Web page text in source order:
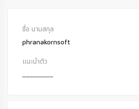
ชื่อ นามสกุล
phranakornsoft
แนะนำตัว